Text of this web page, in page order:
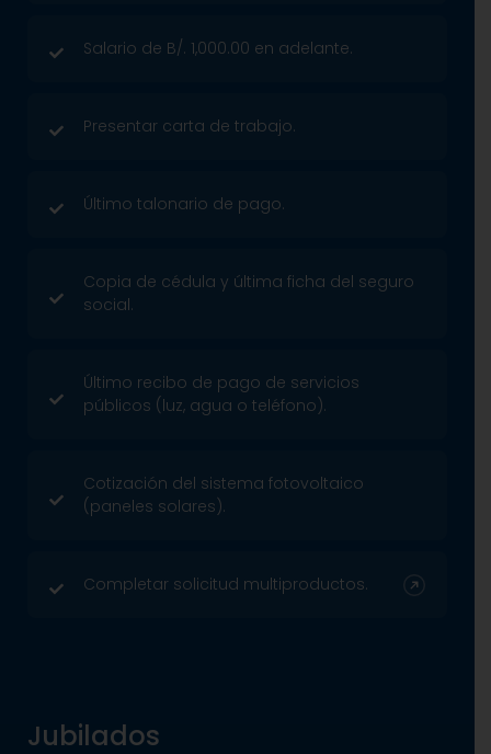
Salario de B/. 1,000.00 en adelante.
Presentar carta de trabajo.
Último talonario de pago.
Copia de cédula y última ficha del seguro
social.
Último recibo de pago de servicios
públicos (luz, agua o teléfono).
Cotización del sistema fotovoltaico
(paneles solares).
Completar solicitud multiproductos.
Jubilados